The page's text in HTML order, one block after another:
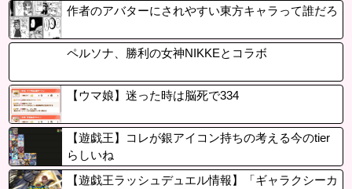
作者のアバターにされやすい東方キャラって誰だろ
ペルソナ、勝利の女神NIKKEとコラボ
【ウマ娘】迷った時は脳死で334
【遊戯王】コレが銀アイコン持ちの考える今のtier
らしいね
【遊戯王ラッシュデュエル情報】「ギャラクシーカ